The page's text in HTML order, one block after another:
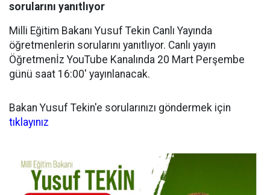
sorularını yanıtlıyor
Milli Eğitim Bakanı Yusuf Tekin Canlı Yayında
öğretmenlerin sorularını yanıtlıyor. Canlı yayın
Öğretmenİz YouTube Kanalında 20 Mart Perşembe
günü saat 16:00' yayınlanacak.
Bakan Yusuf Tekin'e sorularınızı göndermek için
tıklayınız